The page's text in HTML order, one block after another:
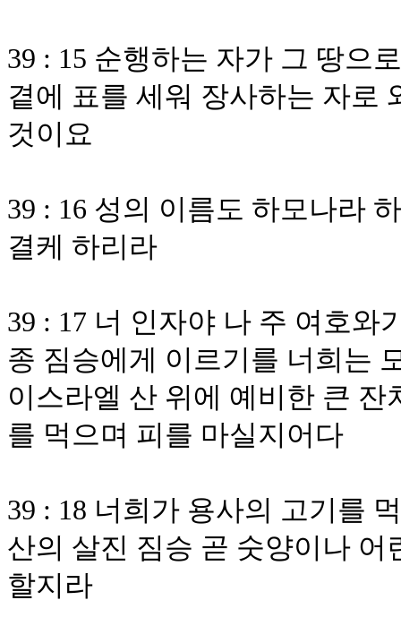
39 : 15 순행하는 자가 그 땅으
곁에 표를 세워 장사하는 자로
것이요
39 : 16 성의 이름도 하모나라
결케 하리라
39 : 17 너 인자야 나 주 여호와
종 짐승에게 이르기를 너희는
이스라엘 산 위에 예비한 큰
를 먹으며 피를 마실지어다
39 : 18 너희가 용사의 고기를
산의 살진 짐승 곧 숫양이나
할지라